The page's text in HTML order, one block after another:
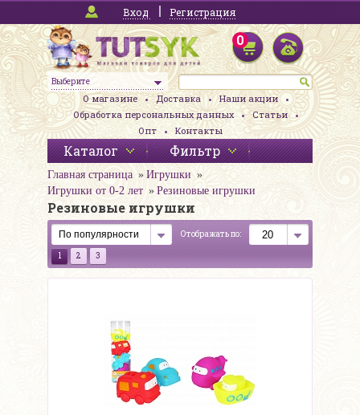
Вход Регистрация
Выберите
0
О магазине Доставка
Наши акции
Обработка персональных данных
Статьи
Опт
Контакты
Каталог Фильтр
Главная страница
Игрушки
Игрушки от 0-2 лет
Резиновые игрушки
Резиновые игрушки
Отображать по:
1 2 3